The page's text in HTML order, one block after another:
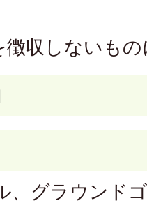
徴収しないも
、グラウンド